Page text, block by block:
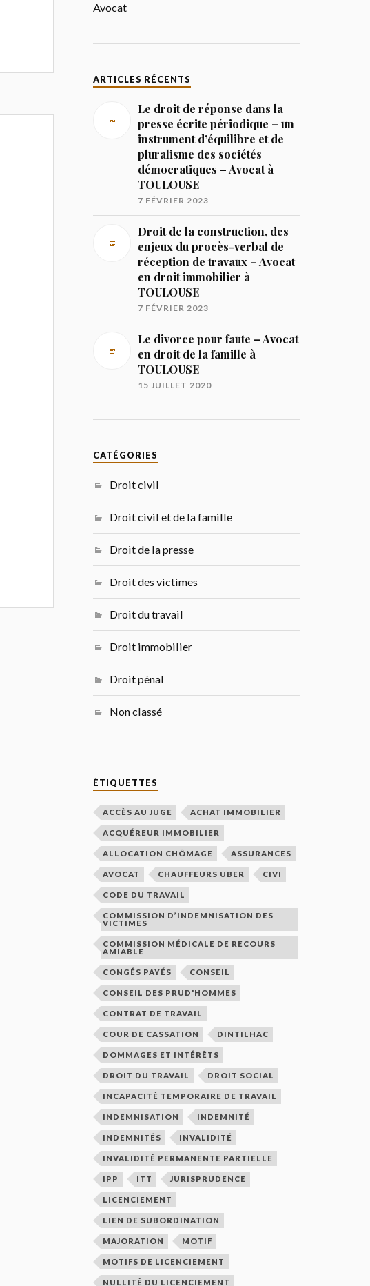
Avocat
ARTICLES RÉCENTS
Le droit de réponse dans la
presse écrite périodique – un
instrument d’équilibre et de
pluralisme des sociétés
démocratiques – Avocat à
TOULOUSE
7 FÉVRIER 2023
Droit de la construction, des
enjeux du procès-verbal de
réception de travaux – Avocat
en droit immobilier à
TOULOUSE
7 FÉVRIER 2023
Le divorce pour faute – Avocat
en droit de la famille à
TOULOUSE
15 JUILLET 2020
CATÉGORIES
Droit civil
Droit civil et de la famille
Droit de la presse
Droit des victimes
Droit du travail
Droit immobilier
Droit pénal
Non classé
ÉTIQUETTES
ACCÈS AU JUGE ACHAT IMMOBILIER
ACQUÉREUR IMMOBILIER
ALLOCATION CHÔMAGE ASSURANCES
AVOCAT CHAUFFEURS UBER CIVI
CODE DU TRAVAIL
COMMISSION D’INDEMNISATION DES
VICTIMES
COMMISSION MÉDICALE DE RECOURS
AMIABLE
CONGÉS PAYÉS CONSEIL
CONSEIL DES PRUD'HOMMES
CONTRAT DE TRAVAIL
COUR DE CASSATION DINTILHAC
DOMMAGES ET INTÉRÊTS
DROIT DU TRAVAIL DROIT SOCIAL
INCAPACITÉ TEMPORAIRE DE TRAVAIL
INDEMNISATION INDEMNITÉ
INDEMNITÉS INVALIDITÉ
INVALIDITÉ PERMANENTE PARTIELLE
IPP ITT JURISPRUDENCE
LICENCIEMENT
LIEN DE SUBORDINATION
MAJORATION MOTIF
MOTIFS DE LICENCIEMENT
NULLITÉ DU LICENCIEMENT